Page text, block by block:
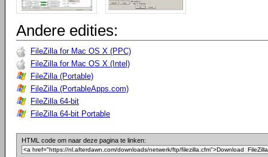
Andere edities:
FileZilla for Mac OS X (PPC)
FileZilla for Mac OS X (Intel)
FileZilla (Portable)
FileZilla (PortableApps.com)
FileZilla 64-bit
FileZilla 64-bit Portable
HTML code om naar deze pagina te linken: